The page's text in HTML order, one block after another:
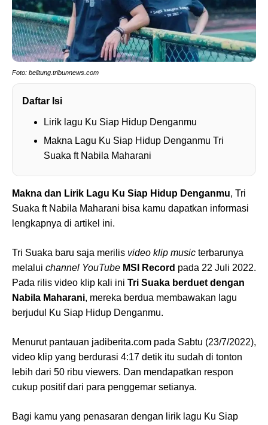
Foto: belitung.tribunnews.com
Daftar Isi
Lirik lagu Ku Siap Hidup Denganmu
Makna Lagu Ku Siap Hidup Denganmu Tri
Suaka ft Nabila Maharani
Makna dan Lirik Lagu Ku Siap Hidup Denganmu, Tri
Suaka ft Nabila Maharani bisa kamu dapatkan informasi
lengkapnya di artikel ini.
Tri Suaka baru saja merilis video klip music terbarunya
melalui channel YouTube MSI Record pada 22 Juli 2022.
Pada rilis video klip kali ini Tri Suaka berduet dengan
Nabila Maharani, mereka berdua membawakan lagu
berjudul Ku Siap Hidup Denganmu.
Menurut pantauan jadiberita.com pada Sabtu (23/7/2022),
video klip yang berdurasi 4:17 detik itu sudah di tonton
lebih dari 50 ribu viewers. Dan mendapatkan respon
cukup positif dari para penggemar setianya.
Bagi kamu yang penasaran dengan lirik lagu Ku Siap